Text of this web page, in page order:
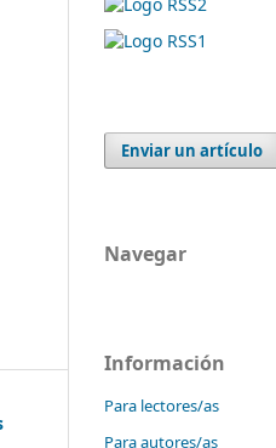
Enviar un artículo
Navegar
Información
Para lectores/as
Para autores/as